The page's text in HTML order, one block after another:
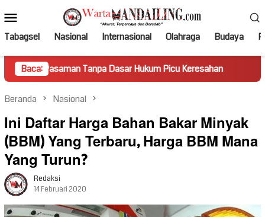
ke
kontenMobile
Tabagsel Nasional Internasional Olahraga Budaya
Baca:
Tanpa Dasar Hukum Picu Keresahan Truk Miring
Beranda Nasional
Ini Daftar Harga Bahan Bakar Minyak
(BBM) Yang Terbaru, Harga BBM Mana
Yang Turun?
Redaksi
14 Februari 2020